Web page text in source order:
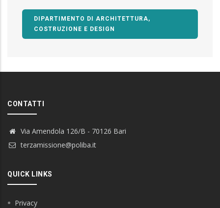
DIPARTIMENTO DI ARCHITETTURA,
COSTRUZIONE E DESIGN
CONTATTI
Via Amendola 126/B - 70126 Bari
terzamissione@poliba.it
QUICK LINKS
Privacy